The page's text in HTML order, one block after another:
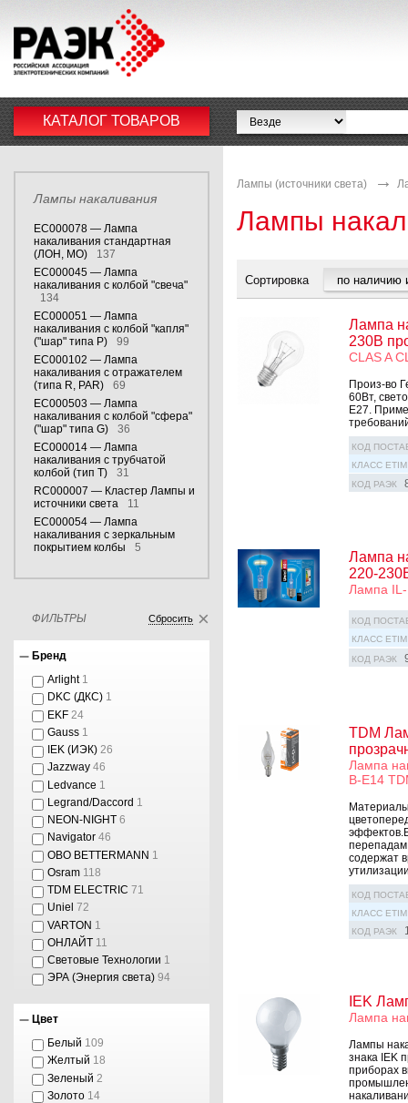
КАТАЛОГ ТОВАРОВ
Лампы накаливания
EC000078 — Лампа
накаливания стандартная
(ЛОН, МО)
137
EC000045 — Лампа
накаливания с колбой "свеча"
134
EC000051 — Лампа
накаливания с колбой "капля"
("шар" типа P)
99
EC000102 — Лампа
накаливания с отражателем
(типа R, PAR)
69
EC000503 — Лампа
накаливания с колбой "сфера"
("шар" типа G)
36
EC000014 — Лампа
накаливания с трубчатой
колбой (тип T)
31
RC000007 — Кластер Лампы и
источники света
11
EC000054 — Лампа
накаливания с зеркальным
покрытием колбы
5
ФИЛЬТРЫ Сбросить
Бренд
Arlight 1
DKC (ДКС) 1
EKF 24
Gauss 1
IEK (ИЭК) 26
Jazzway 46
Ledvance 1
Legrand/Daccord 1
NEON-NIGHT 6
Navigator 46
OBO BETTERMANN 1
Osram 118
TDM ELECTRIC 71
Uniel 72
VARTON 1
ОНЛАЙТ 11
Световые Технологии 1
ЭРА (Энергия света) 94
Цвет
Белый 109
Желтый 18
Зеленый 2
Золото 14
Лампы (источники света)
Лампы
Сортировка
Лампа
230В
CLAS A
Произ-во
60Вт,
Е27.
КОД
КЛАСС ETIM
КОД РАЭК
Лампа
220-
Лампа
КОД
КЛАСС ETIM
КОД РАЭК
TDM
Лампа
В-Е14
перепадам
содержат
КОД
КЛАСС ETIM
КОД РАЭК
IEK
Лампа
Лампы
знака IEK
приборах